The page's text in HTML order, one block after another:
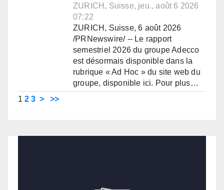
ZURICH, Suisse, jeu., août 6 2026
07:22
ZURICH, Suisse, 6 août 2026
/PRNewswire/ -- Le rapport
semestriel 2026 du groupe Adecco
est désormais disponible dans la
rubrique « Ad Hoc » du site web du
groupe, disponible ici. Pour plus…
1 2 3 > >>